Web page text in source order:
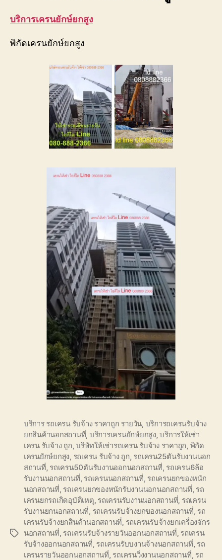
บริการเครนยักษ์ยกสูง
พิกัดเครนยักษ์ยกสูง
Tags
บริการ รถเครน รับจ้าง ราคาถูก รายวัน บริการถเครนรับจ้าง
ยกสินค้านอกสถานที่ บริการเครนยักษ์ยกสูง,บริการให้เช่า
เครน รับจ้าง ถูก ,บริษัทให้เช่ารถเครน รับจ้าง ราคาถูก พิกัด
เครนยักษ์ยกสูง รถเครน รับจ้าง ถูก รถเครน25ตันรับงานนอก
สถานที่ รถเครน50ตันรับงานออกนอกสถานที่ รถเครน6ล้อ
รับงานนอกสถานที่ รถเครนนอกสถานที่ รถเครนยกของหนัก
นอกสถานที่ รถเครนยกของหนักรับงานนอกนอกสถานที่ รถ
เครนยกรถเกิดอุบัติเหตุ รถเครนรับงานนอกสถานที่ รถเครน
รับงานยกนอกสถานที่ รถเครนรับจ้างยกของนอกสถานที่ รถ
เครนรับจ้างยกสินค้านอกสถานที่ รถเครนรับจ้างยกเครื่องจักร
นอกสถานที่ รถเครนรับจ้างรายวันออกนอกสถานที่ รถเครน
รับจ้างออกนอกสถานที่ รถเครนรับบงานจ้างนอกสถานที่ รถ
เครนรายวันออกนอกสถานที่ รถเครนวิ่งงานนอกสถานที่ รถ